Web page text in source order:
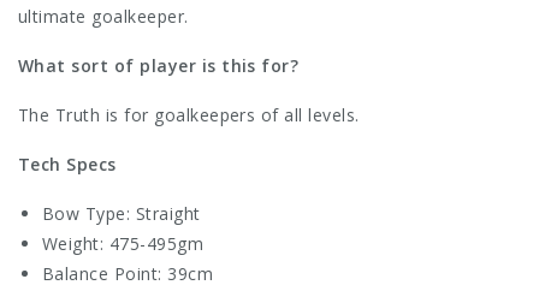
ultimate goalkeeper.
What sort of player is this for?
The Truth is for goalkeepers of all levels.
Tech Specs
Bow Type: Straight
Weight: 475-495gm
Balance Point: 39cm